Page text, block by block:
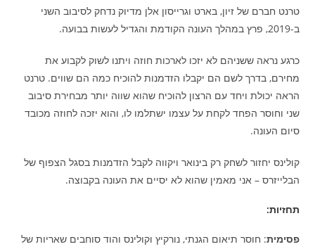
טרנט חברם של זיון, בארט וגרייסון אלן מדיוק נדחק לסיבוב השני
ב-2019, פרץ במהלך העונה הקודמת והגדיל לעשות בבועה.
כרגע נראה ששניהם לא יזכו לארכות חוזה ויתנו לשוק לקבוע את
מחירם, בדרך לשם הם יקבלו הזדמנות להוכיח כמה הם שווים. טרנט
הראה יכולת ויחד עם הרצון להוכיח שהוא שווה יותר מבחירת סיבוב
שני וחוסר הפחד לקחת על עצמו ישתלמו לו, והוא יזכה לחוזה מכובד
סיום העונה.
קולינס יחזור לשחק רק בינואר ויקווה לקבל הזדמנות בסגל הצפוף של
הבלייזרס – אני מאמין שהוא לא יסיים את העונה בקבוצה.
תחזיות:
פסימית: חוסר תיאום הגנתי, נורקיץ וקולינס והוד סוחבים שאריות של